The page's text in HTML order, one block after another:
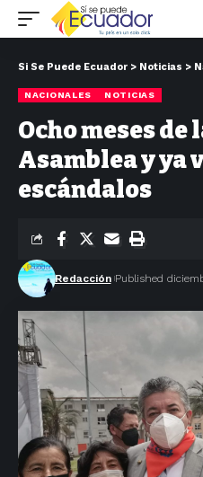
Si Se Puede Ecuador > Noticias >
NACIONALES NOTICIAS
Ocho meses de
Asamblea y ya
escándalos
Redacción Published